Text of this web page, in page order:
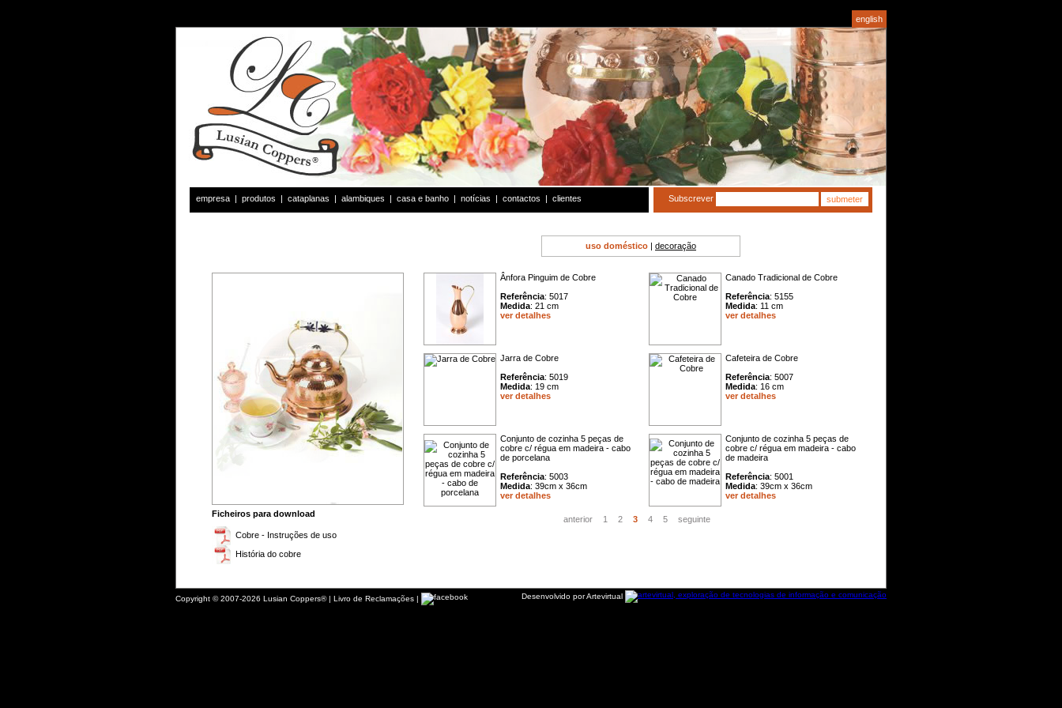
english
empresa | produtos | cataplanas | alambiques | casa e banho | notícias | contactos | clientes Subscrever
uso doméstico | decoração
Ficheiros para download
Cobre - Instruções de uso
História do cobre
Ânfora Pinguim de Cobre
Referência: 5017
Medida: 21 cm
ver detalhes
Canado Tradicional de Cobre
Referência: 5155
Medida: 11 cm
ver detalhes
Jarra de Cobre
Referência: 5019
Medida: 19 cm
ver detalhes
Cafeteira de Cobre
Referência: 5007
Medida: 16 cm
ver detalhes
Conjunto de cozinha 5 peças de
cobre c/ régua em madeira - cabo
de porcelana
Referência: 5003
Medida: 39cm x 36cm
ver detalhes
Conjunto de cozinha 5 peças de
cobre c/ régua em madeira - cabo
de madeira
Referência: 5001
Medida: 39cm x 36cm
ver detalhes
anterior 1 2 3 4 5 seguinte
Copyright © 2007-2026 Lusian Coppers® | Livro de Reclamações | Desenvolvido por Artevirtual